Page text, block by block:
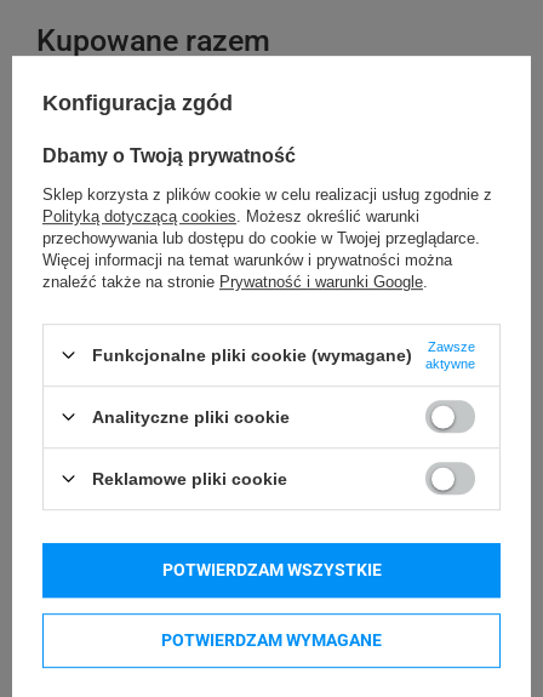
Kupowane razem
Konfiguracja zgód
Dbamy o Twoją prywatność
Sklep korzysta z plików cookie w celu realizacji usług zgodnie z
Polityką dotyczącą cookies . Możesz określić warunki
przechowywania lub dostępu do cookie w Twojej przeglądarce.
Więcej informacji na temat warunków i prywatności można
znaleźć także na stronie Prywatność i warunki Google
Funkcjonalne pliki cookie (wymagane)
Zawsze
aktywne
Analityczne pliki cookie
Reklamowe pliki cookie
POTWIERDZAM WYMAGANE
POTWIERDZAM WSZYSTKIE